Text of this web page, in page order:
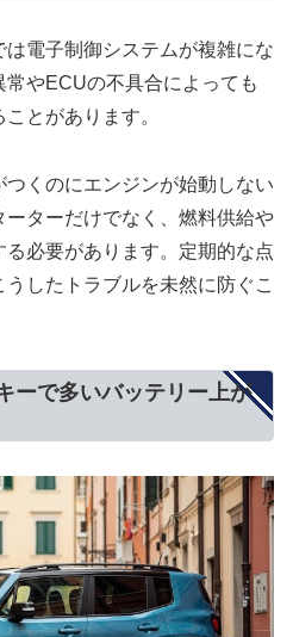
電子制御システムが複雑にな
やECUの不具合によっても
とがあります。
くのにエンジンが始動しない
ターだけでなく、燃料供給や
必要があります。定期的な点
したトラブルを未然に防ぐこ
ーで多いバッテリー上が